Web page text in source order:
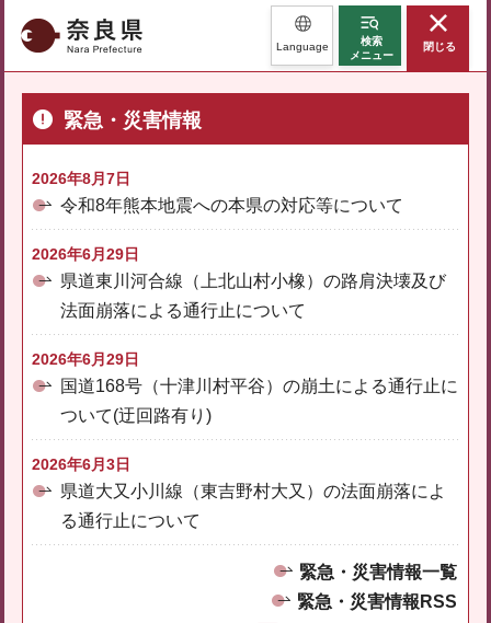
奈良県 Language
検索
メニュー
閉じる
緊急・災害情報
2026年8月7日
令和8年熊本地震への本県の対応等について
2026年6月29日
県道東川河合線（上北山村小橡）の路肩決壊及び
法面崩落による通行止について
2026年6月29日
国道168号（十津川村平谷）の崩土による通行止に
ついて(迂回路有り)
2026年6月3日
県道大又小川線（東吉野村大又）の法面崩落によ
る通行止について
緊急・災害情報一覧
緊急・災害情報RSS